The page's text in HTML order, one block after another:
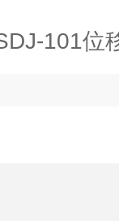
101位